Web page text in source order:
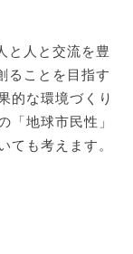
と人と交流を豊
ることを目指す
的な環境づくり
「地球市民性」
ても考えます。